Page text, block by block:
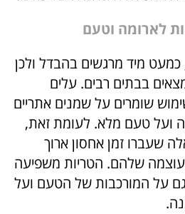
לארומה וטעם
מיד מרגשים בהבדל ולכן
בבתים רבים. עלים
שומרים על שמנים אתריים
ועל טעם מלא. לעומת זאת,
שעברו זמן אחסון ארוך
שלהם. הטריות משפיעה
על המורכבות של הטעם ועל